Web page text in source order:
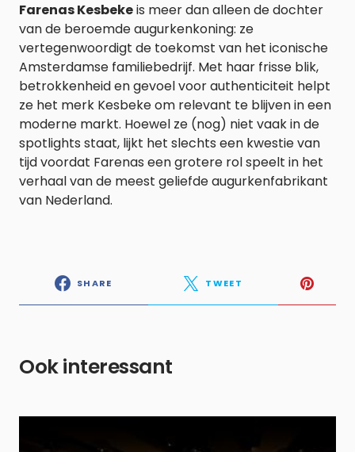
Farenas Kesbekeis meer dan alleen de dochter
van de beroemde augurkenkoning: ze
vertegenwoordigt de toekomst van het iconische
Amsterdamse familiebedrijf. Met haar frisse blik,
betrokkenheid en gevoel voor authenticiteit helpt
ze het merk Kesbeke om relevant te blijven in een
moderne markt. Hoewel ze (nog) niet vaak in de
spotlights staat, lijkt het slechts een kwestie van
tijd voordat Farenas een grotere rol speelt in het
verhaal van de meest geliefde augurkenfabrikant
van Nederland.
SHARE TWEET
Ook interessant